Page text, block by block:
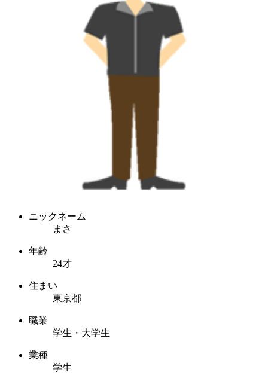
ニックネーム
まさ
年齢
24才
住まい
東京都
職業
学生・大学生
業種
学生